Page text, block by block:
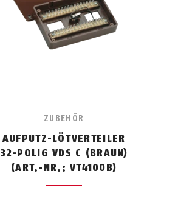
ZUBEHÖR
AUFPUTZ-LÖTVERTEILER
32-POLIG VDS C (BRAUN)
(ART.-NR.: VT4100B)